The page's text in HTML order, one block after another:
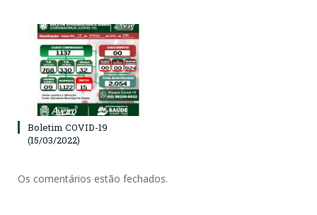
Boletim COVID-19
(15/03/2022)
Os comentários estão fechados.